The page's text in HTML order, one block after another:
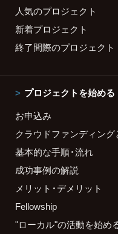
人気のプロジェクト
新着プロジェクト
終了間際のプロジェクト
プロジェクトを始める
お申込み
クラウドファンディング
基本的な手順・流れ
成功事例の解説
メリット・デメリット
Fellowship
"ローカル"の活動を始め